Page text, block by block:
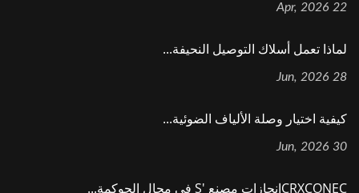
22 Apr, 2026
لماذا تعمل أسلاك التوصيل النحيفة...
28 Jun, 2026
كيفية اختيار وصلة الألياف الضوئية...
30 Jun, 2026
CRXCONECإنجازات مصنع 's في مجال الحوكمة...